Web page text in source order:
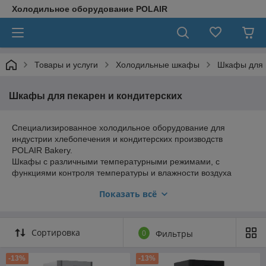
Холодильное оборудование POLAIR
Товары и услуги Холодильные шкафы Шкафы для
Шкафы для пекарен и кондитерских
Специализированное холодильное оборудование для
индустрии хлебопечения и кондитерских производств
POLAIR Bakery.
Шкафы с различными температурными режимами, с
функциями контроля температуры и влажности воздуха
заготовок из теста и полуфабрикатов, а также, их расстойку.
параметры каждого из циклов созревания теста, управляя
скоростью вращения вентилятора воздухоохладителя,
Показать всё
Сортировка 0 Фильтры
-13% -13%